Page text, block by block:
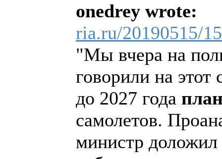
onedrey wrote:
ria.ru/20190515/
"Мы вчера на
говорили на
до 2027 года
самолетов.
министр доложил